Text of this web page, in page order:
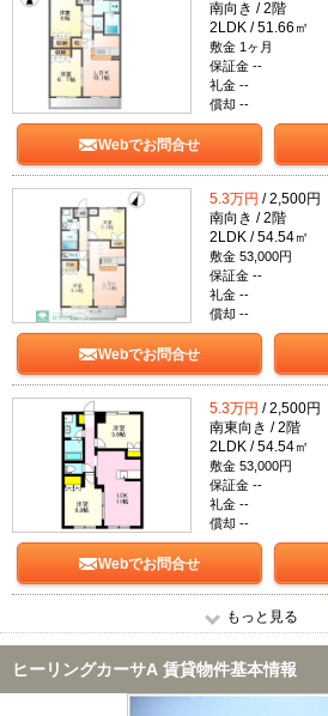
南向き / 2階
2LDK / 51.66㎡
敷金 1ヶ月
保証金 --
礼金 --
償却 --
Webでお問合せ
5.3万円 / 2,500円
南向き / 2階
2LDK / 54.54㎡
敷金 53,000円
保証金 --
礼金 --
償却 --
Webでお問合せ
5.3万円 / 2,500円
南東向き / 2階
2LDK / 54.54㎡
敷金 53,000円
保証金 --
礼金 --
償却 --
Webでお問合せ
もっと見る
ヒーリングカーサA 賃貸物件基本情報